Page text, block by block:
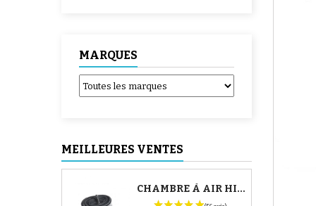
MARQUES
MEILLEURES VENTES
CHAMBRE À AIR HIGH TREK BÉBÉ CONFORT